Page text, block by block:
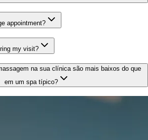
appointment?
my visit?
na sua clínica são mais baixos do que
em um spa típico?